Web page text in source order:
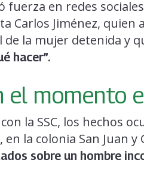
fuerza en redes
Carlos Jiménez, quien
la mujer detenida y
hacer”.
el momento
la SSC, los hechos
la colonia San Juan
sobre un hombre